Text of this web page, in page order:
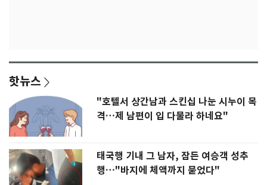
핫뉴스
"호텔서 상간남과 스킨십 나눈 시누이 목
격…제 남편이 입 다물라 하네요"
태국행 기내 그 남자, 잠든 여승객 성추
행…"바지에 체액까지 묻었다"